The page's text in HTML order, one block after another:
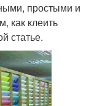
простыми и
как клеить
статье.